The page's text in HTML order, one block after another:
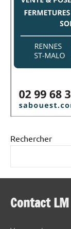
Rechercher
Contact